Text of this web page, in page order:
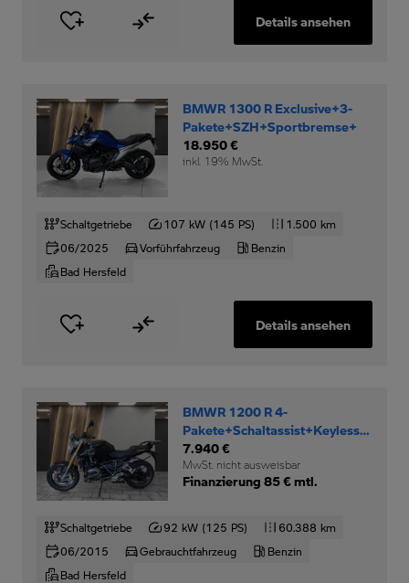
Details ansehen
BMWR 1300 R Exclusive+3-
Pakete+SZH+Sportbremse+
18.950 €
inkl. 19% MwSt.
Schaltgetriebe 107 kW (145 PS)
1.500 km
06/2025
Vorführfahrzeug
Benzin
Bad Hersfeld
Details ansehen
BMWR 1200 R 4-
Pakete+Schaltassist+Keyless-
Ride+
7.940 €
MwSt. nicht ausweisbar
Finanzierung 85 € mtl.
Schaltgetriebe 92 kW (125 PS)
60.388 km
06/2015
Gebrauchtfahrzeug
Benzin
Bad Hersfeld